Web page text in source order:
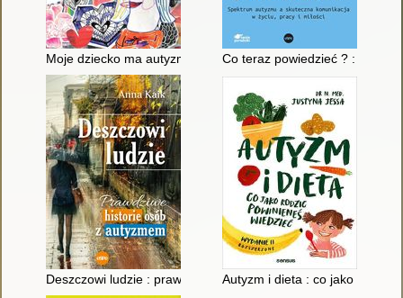
Moje dziecko ma autyzm : opowieści matek
Co teraz powiedzieć ? :
Deszczowi ludzie : prawdziwe historie osób z autyzmem
Autyzm i dieta : co jako rodzic